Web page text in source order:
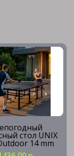
стол UNIX
14 mm
Grey